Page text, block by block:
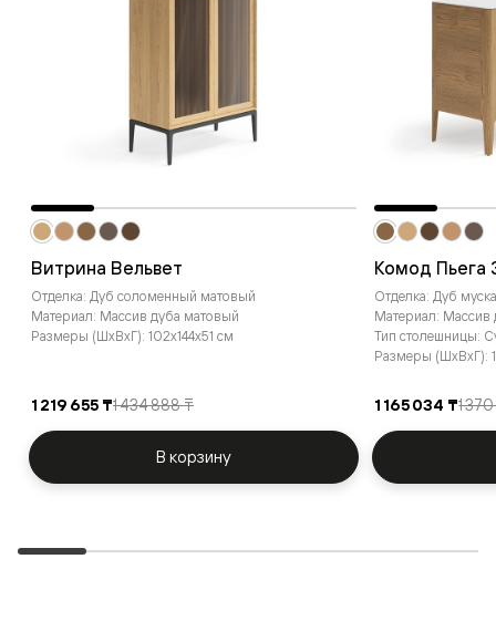
Витрина Вельвет
Отделка: Дуб соломенный матовый
Материал: Массив дуба матовый
Размеры (ШxВxГ): 102x144x51 см
1 219 655 ₸1 434 888 ₸
В корзину
Комод Пьега
Отделка: Дуб
Материал: Массив
Тип столешницы:
Размеры (ШxВxГ):
1 165 034 ₸1